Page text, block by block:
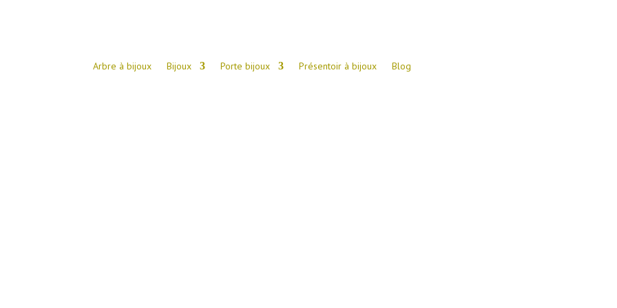
Arbre à bijoux Bijoux Porte bijoux Présentoir à bijoux Blog